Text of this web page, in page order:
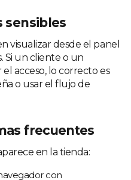
sensibles
visualizar desde el panel
Si un cliente o un
acceso, lo correcto es
o usar el flujo de
frecuentes
en la tienda:
con